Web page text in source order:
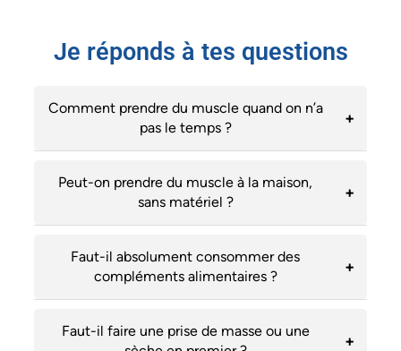
Je réponds à tes questions
Comment prendre du muscle quand on n’a
pas le temps ?
Peut-on prendre du muscle à la maison,
sans matériel ?
Faut-il absolument consommer des
compléments alimentaires ?
Faut-il faire une prise de masse ou une